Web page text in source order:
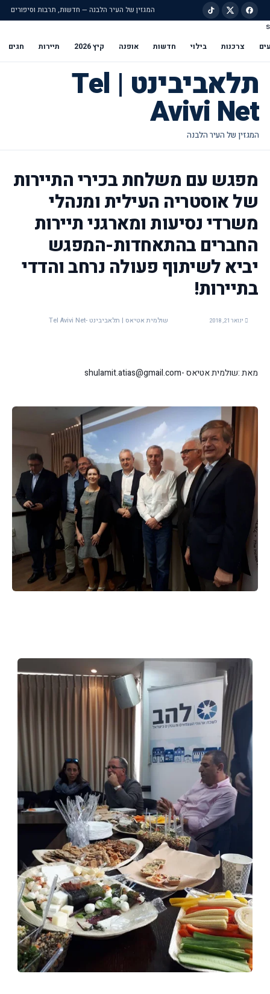
המגזין של העיר הלבנה — חדשות, תרבות וסיפורים
s
צרכנות בילוי חדשות אופנה קיץ 2026 תיירות חגים
תלאביבינט | Tel
Avivi Net
מפגש עם משלחת בכירי התיירות
של אוסטריה העילית ומנהלי
משרדי נסיעות ומארגני תיירות
החברים בהתאחדות-המפגש
יביא לשיתוף פעולה נרחב והדדי
בתיירות!
ינואר 21, 2018 שולמית אטיאס | תלאביבינט -Tel Avivi Net
מאת :שולמית אטיאס -shulamit.atias@gmail.com